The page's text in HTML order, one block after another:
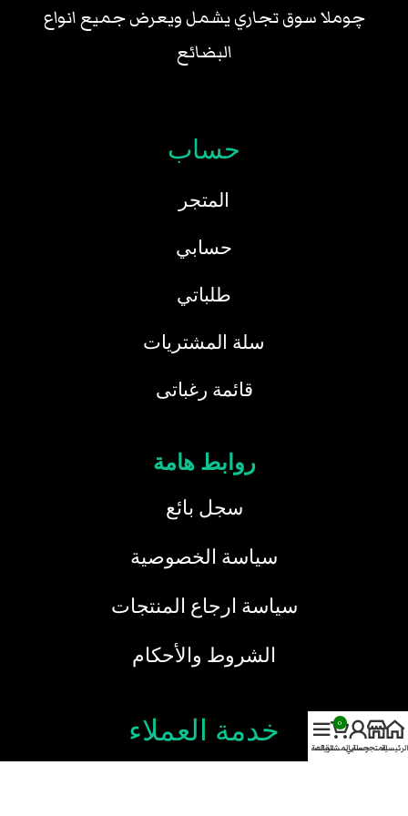
چوملا سوق تجاري يشمل ويعرض جميع انواع
البضائع
حساب
المتجر
حسابي
طلباتي
سلة المشتريات
قائمة رغباتى
روابط هامة
سجل بائع
سياسة الخصوصية
سياسة ارجاع المنتجات
الشروط والأحكام
خدمة العملاء
الرئيسيةالمتجرحسابي
0
سلة المشتريات
القائمة